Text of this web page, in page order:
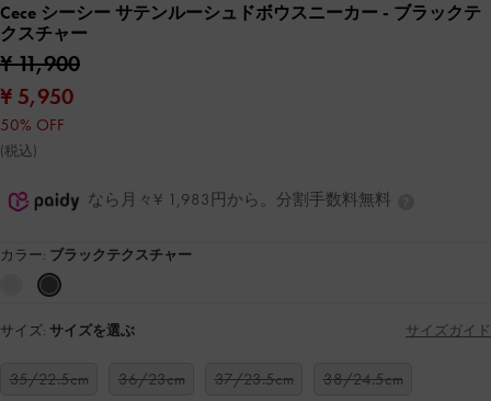
Cece シーシー サテンルーシュドボウスニーカー - ブラックテ
クスチャー
¥ 11,900
¥ 5,950
50% OFF
(税込)
なら月々¥ 1,983円から。分割手数料無料
カラー: ブラックテクスチャー
サイズ: サイズを選ぶ サイズガイド
35/22.5cm 36/23cm 37/23.5cm 38/24.5cm